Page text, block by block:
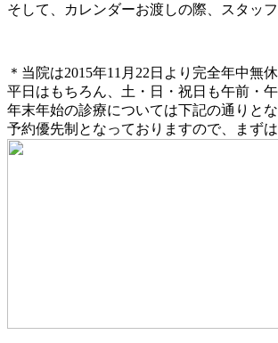
そして、カレンダーお渡しの際、スタッ
＊当院は2015年11月22日より完全年中無
平日はもちろん、土・日・祝日も午前・
年末年始の診療については下記の通りとな
予約優先制となっておりますので、まずは